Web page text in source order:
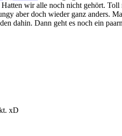
wir alle noch nicht gehört.
aber doch wieder ganz anders.
dahin. Dann geht es noch ein
xD